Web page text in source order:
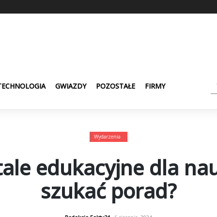
GWIAZDY POZOSTAŁE FIRMY
Wydarzenia
edukacyjne dla
szukać porad?